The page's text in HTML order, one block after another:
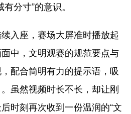
分寸”的意识。
座，赛场大屏准时播放起
中，文明观赛的规范要点与
配合简明有力的提示语，吸
虽然视频时长不长，却让刚
时刻再次收到一份温润的“文